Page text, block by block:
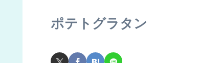
ポテトグラタン